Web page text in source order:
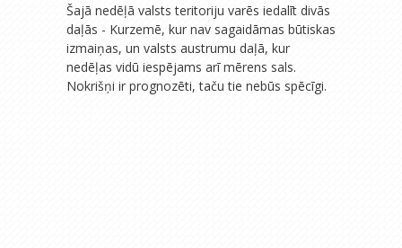
Šajā nedēļā valsts teritoriju varēs iedalīt divās
daļās - Kurzemē, kur nav sagaidāmas būtiskas
izmaiņas, un valsts austrumu daļā, kur
nedēļas vidū iespējams arī mērens sals.
Nokrišņi ir prognozēti, taču tie nebūs spēcīgi.